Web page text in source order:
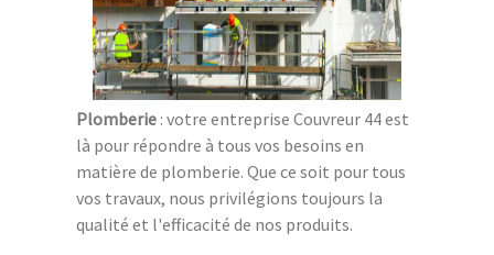
Plomberie : votre entreprise Couvreur 44 est
là pour répondre à tous vos besoins en
matière de plomberie. Que ce soit pour tous
vos travaux, nous privilégions toujours la
qualité et l'efficacité de nos produits.